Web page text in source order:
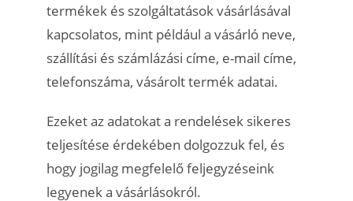
termékek és szolgáltatások vásárlásával
kapcsolatos, mint például a vásárló neve,
szállítási és számlázási címe, e-mail címe,
telefonszáma, vásárolt termék adatai.
Ezeket az adatokat a rendelések sikeres
teljesítése érdekében dolgozzuk fel, és
hogy jogilag megfelelő feljegyzéseink
legyenek a vásárlásokról.